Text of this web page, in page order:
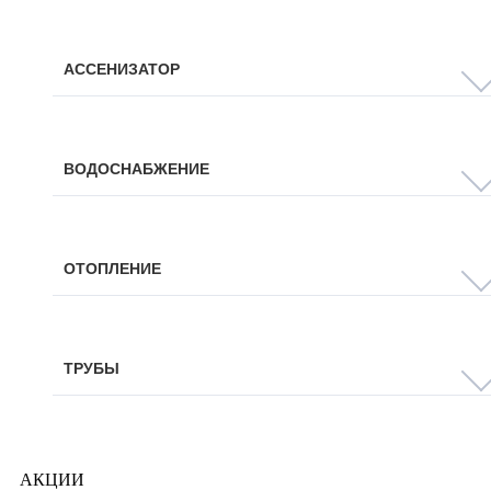
АССЕНИЗАТОР
ВОДОСНАБЖЕНИЕ
ОТОПЛЕНИЕ
ТРУБЫ
АКЦИИ